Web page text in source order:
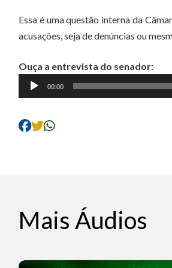
Essa é uma questão interna da
acusações, seja de denúncias ou
Ouça a entrevista do senador:
Tocador
de
00:00
Mais Áudios